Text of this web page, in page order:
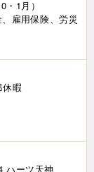
1月）
雇用保険、労災
暇
ハーツ天神